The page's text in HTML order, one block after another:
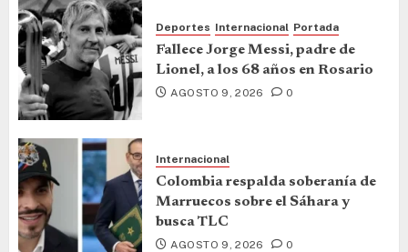
Deportes Internacional Portada
Fallece Jorge Messi, padre de
Lionel, a los 68 años en Rosario
AGOSTO 9, 2026 0
Internacional
Colombia respalda soberanía de
Marruecos sobre el Sáhara y
busca TLC
AGOSTO 9, 2026 0